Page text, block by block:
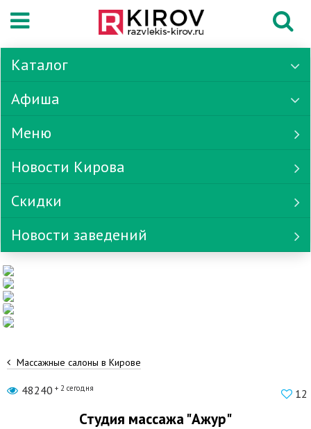
Каталог
Афиша
Меню
Новости Кирова
Скидки
Новости заведений
Массажные салоны в Кирове
48240 + 2 сегодня 12
Студия массажа "Ажур"